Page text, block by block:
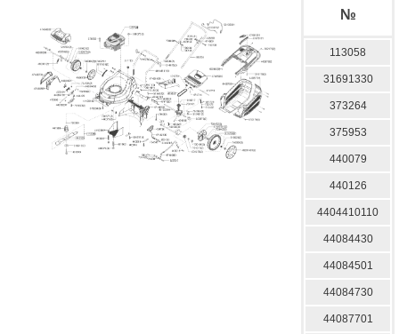
№
113058
31691330
373264
375953
440079
440126
4404410110
44084430
44084501
44084730
44087701